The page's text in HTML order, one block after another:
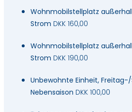
Wohnmobilstellplatz
Strom DKK 160,00
Wohnmobilstellplatz
Strom DKK 190,00
Unbewohnte Einheit,
Nebensaison DKK 100,00